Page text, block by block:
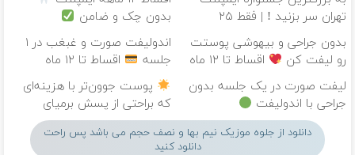
تهران سر بزنید ! | فقط ۲۵
میلیون !
بدون چک و ضامن
بدون جراحی و بیهوشی پوستت
رو لیفت کن
اقساط تا ۱۲ ماه
اندولیفت صورت و غبغب در ۱
جلسه
اقساط تا ۱۲ ماه
لیفت صورت در یک جلسه بدون
جراحی با اندولیفت
پوست جوون‌تر با هزینه‌ای
که براحتی از پسش برمیای
دانلود از جلوه موزیک نیم بها و نصف حجم می باشد پس راحت
دانلود کنید